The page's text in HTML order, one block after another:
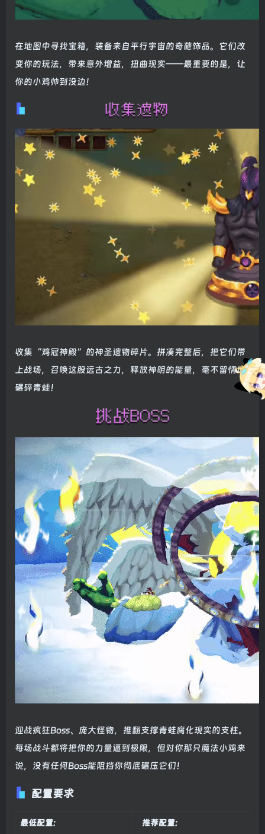
在地图中寻找宝箱，装备来自平行宇宙的奇葩饰品。它们改
变你的玩法，带来意外增益，扭曲现实——最重要的是，让
你的小鸡帅到没边！
收集“鸡冠神殿”的神圣遗物碎片。拼凑完整后，把它们带
上战场，召唤这股远古之力，释放神明的能量，毫不留情地
碾碎青蛙！
迎战疯狂Boss、庞大怪物，推翻支撑青蛙腐化现实的支柱。
每场战斗都将把你的力量逼到极限，但对你那只魔法小鸡来
说，没有任何Boss能阻挡你彻底碾压它们！
配置要求
最低配置: 推荐配置: